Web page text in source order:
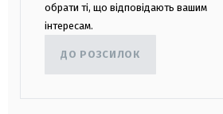
обрати ті, що відповідають вашим
інтересам.
ДО РОЗСИЛОК